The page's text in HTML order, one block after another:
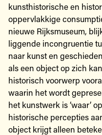
kunsthistorische en
oppervlakkige
nieuwe Rijksmuseum,
liggende incongruentie
naar kunst en
als een object op zich
historisch voorwerp
waarin het wordt
het kunstwerk is ‘waar’
historische percepties
object krijgt alleen